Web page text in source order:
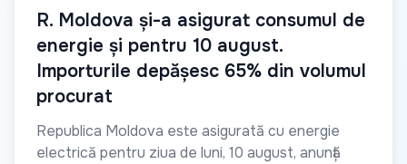
R. Moldova și-a asigurat consumul de
energie și pentru 10 august.
Importurile depășesc 65% din volumul
procurat
Republica Moldova este asigurată cu energie
electrică pentru ziua de luni, 10 august, anunță